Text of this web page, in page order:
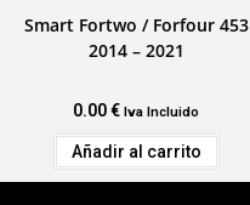
Smart Fortwo / Forfour 453
2014 – 2021
0.00€ Iva Incluido
Añadir al carrito